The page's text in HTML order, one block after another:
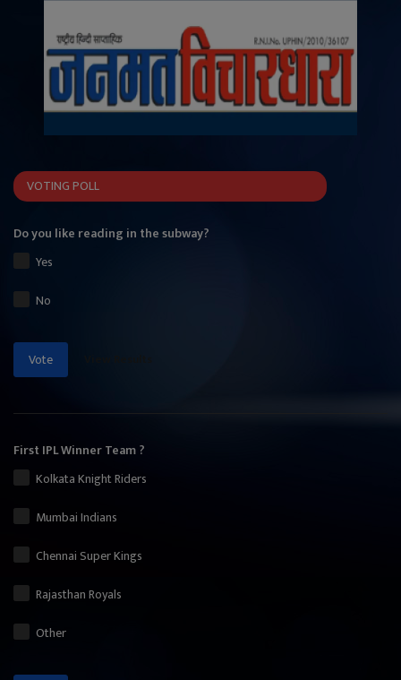
VOTING POLL
Do you like reading in the subway?
Yes
No
Vote
First IPL Winner Team ?
Kolkata Knight Riders
Mumbai Indians
Chennai Super Kings
Rajasthan Royals
Other